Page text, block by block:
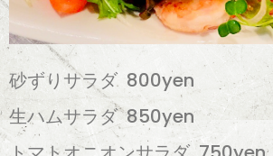
砂ずりサラダ 800yen
生ハムサラダ 850yen